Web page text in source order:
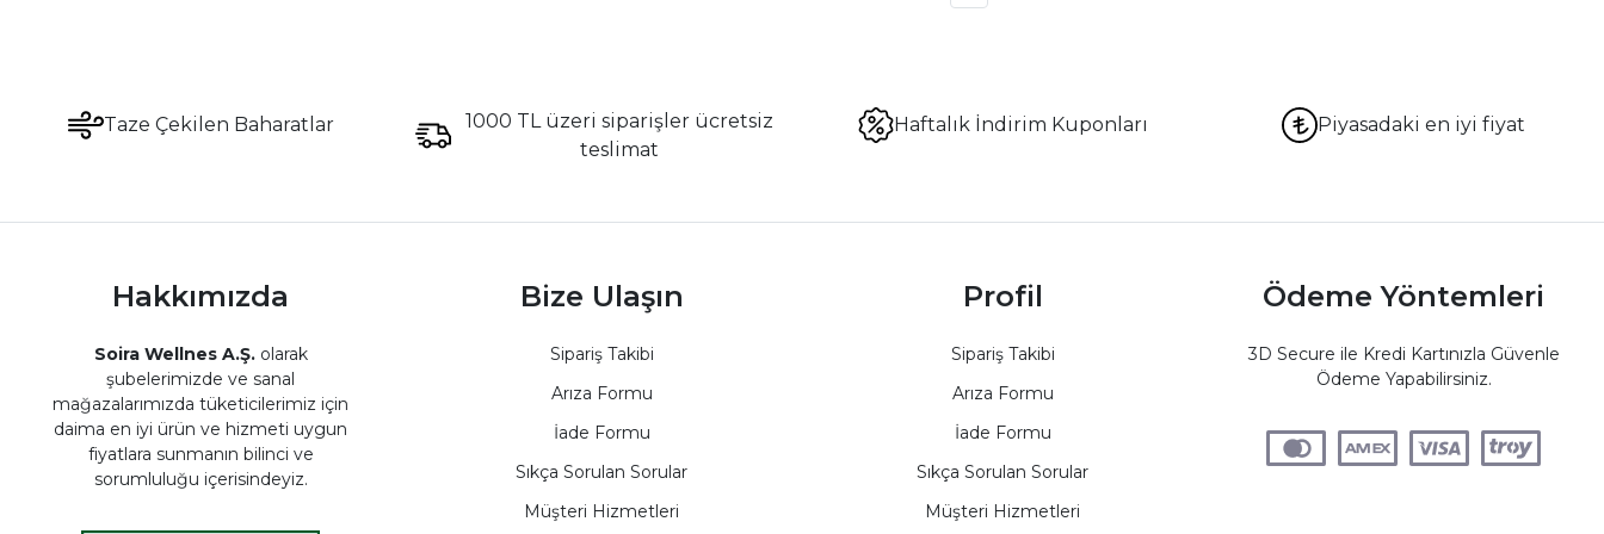
Susam Nerelerde Kullanılır
Susam Faydaları
Ev Yapımı Tahin
Kaliteli Susam
Kavrulmuş Susam
Sushi Susamı
Lezzetli Susam
Taze Çekilen Baharatlar
1000 TL üzeri siparişler ücretsiz
teslimat
Haftalık İndirim Kuponları Piyasadaki en iyi fiyat
Hakkımızda
Soira Wellnes A.Ş.olarak
şubelerimizde ve sanal
mağazalarımızda tüketicilerimiz için
daima en iyi ürün ve hizmeti uygun
fiyatlara sunmanın bilinci ve
sorumluluğu içerisindeyiz.
Bize Ulaşın
Sipariş Takibi
Arıza Formu
İade Formu
Sıkça Sorulan Sorular
Müşteri Hizmetleri
Profil
Sipariş Takibi
Arıza Formu
İade Formu
Sıkça Sorulan Sorular
Müşteri Hizmetleri
Ödeme Yöntemleri
3D Secure ile Kredi Kartınızla Güvenle
Ödeme Yapabilirsiniz.